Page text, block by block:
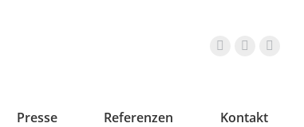
Presse Referenzen Kontakt